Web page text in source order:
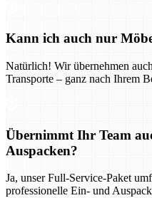
Kann ich auch nur
Natürlich! Wir übernehmen
Transporte – ganz nach Ihrem
Übernimmt Ihr Team
Auspacken?
Ja, unser Full-Service-Paket
professionelle Ein- und